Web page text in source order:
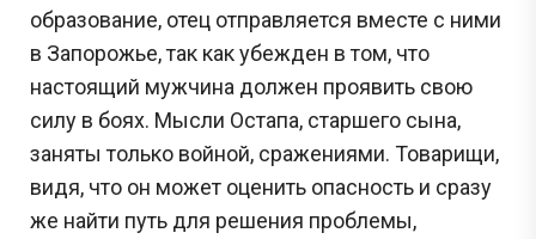
образование, отец отправляется вместе с ними
в Запорожье, так как убежден в том, что
настоящий мужчина должен проявить свою
силу в боях. Мысли Остапа, старшего сына,
заняты только войной, сражениями. Товарищи,
видя, что он может оценить опасность и сразу
же найти путь для решения проблемы,